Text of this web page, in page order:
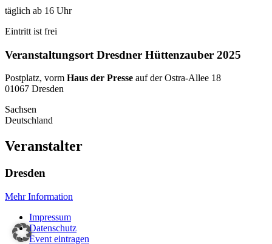
täglich ab 16 Uhr
Eintritt ist frei
Veranstaltungsort Dresdner Hüttenzauber 2025
Postplatz, vorm Haus der Presse auf der Ostra-Allee 18
01067 Dresden
Sachsen
Deutschland
Veranstalter
Dresden
Mehr Information
Impressum
Datenschutz
Event eintragen